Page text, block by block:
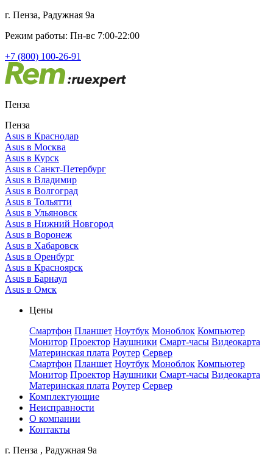
г. Пенза, Радужная 9а
Режим работы: Пн-вс 7:00-22:00
+7 (800) 100-26-91
Пенза
Пенза
Asus в Краснодар
Asus в Москва
Asus в Курск
Asus в Санкт-Петербург
Asus в Владимир
Asus в Волгоград
Asus в Тольятти
Asus в Ульяновск
Asus в Нижний Новгород
Asus в Воронеж
Asus в Хабаровск
Asus в Оренбург
Asus в Красноярск
Asus в Барнаул
Asus в Омск
Цены
Смартфон Планшет Ноутбук Моноблок Компьютер
Монитор Проектор Наушники Смарт-часы Видеокарта
Материнская плата Роутер Сервер
Смартфон Планшет Ноутбук Моноблок Компьютер
Монитор Проектор Наушники Смарт-часы Видеокарта
Материнская плата Роутер Сервер
Комплектующие
Неисправности
О компании
Контакты
г. Пенза , Радужная 9а